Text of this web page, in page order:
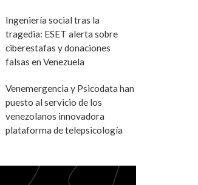
Ingeniería social tras la
tragedia: ESET alerta sobre
ciberestafas y donaciones
falsas en Venezuela
Venemergencia y Psicodata han
puesto al servicio de los
venezolanos innovadora
plataforma de telepsicología